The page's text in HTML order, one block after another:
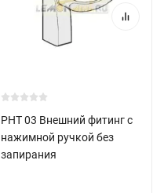
PHT 03 Внешний фитинг с
нажимной ручкой без
запирания